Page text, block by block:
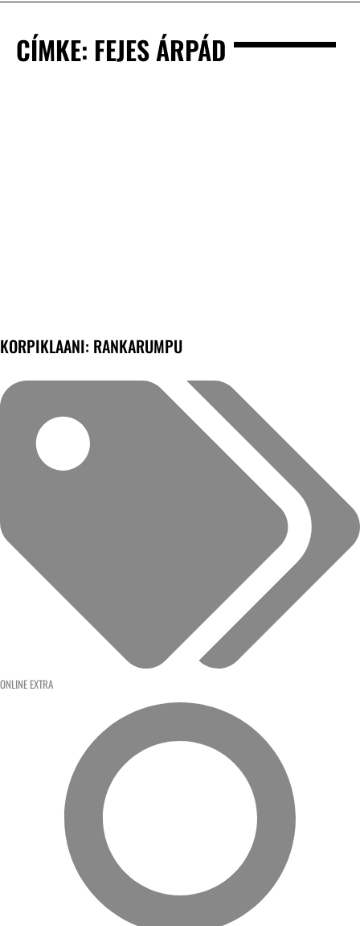
CÍMKE: FEJES ÁRPÁD
KORPIKLAANI: RANKARUMPU
ONLINE EXTRA